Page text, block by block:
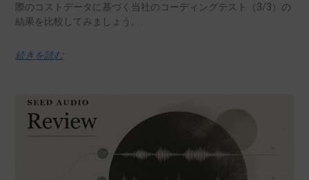
際のコストデータに基づく当社のコーディングテスト（3/3）の
結果を比較してみましょう。.
続きを読む